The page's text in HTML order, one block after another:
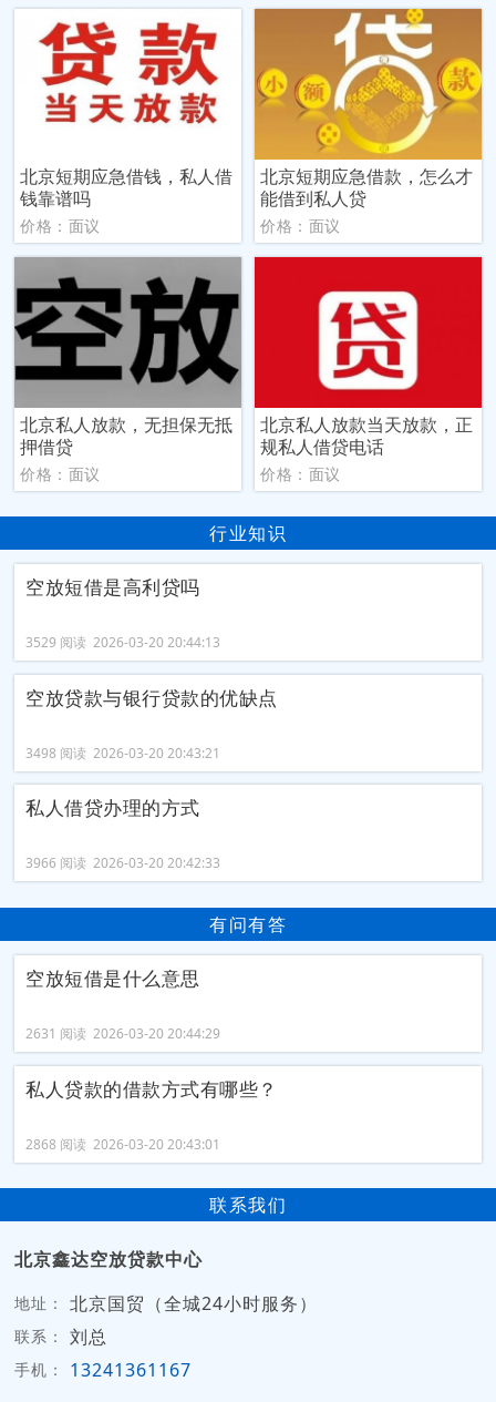
北京短期应急借钱，私人借
钱靠谱吗
价格：面议
北京短期应急借款，怎么才
能借到私人贷
价格：面议
北京私人放款，无担保无抵
押借贷
价格：面议
北京私人放款当天放款，正
规私人借贷电话
价格：面议
行业知识
空放短借是高利贷吗
3529 阅读 2026-03-20 20:44:13
空放贷款与银行贷款的优缺点
3498 阅读 2026-03-20 20:43:21
私人借贷办理的方式
3966 阅读 2026-03-20 20:42:33
有问有答
空放短借是什么意思
2631 阅读 2026-03-20 20:44:29
私人贷款的借款方式有哪些？
2868 阅读 2026-03-20 20:43:01
联系我们
北京鑫达空放贷款中心
地址： 北京国贸（全城24小时服务）
联系： 刘总
手机： 13241361167